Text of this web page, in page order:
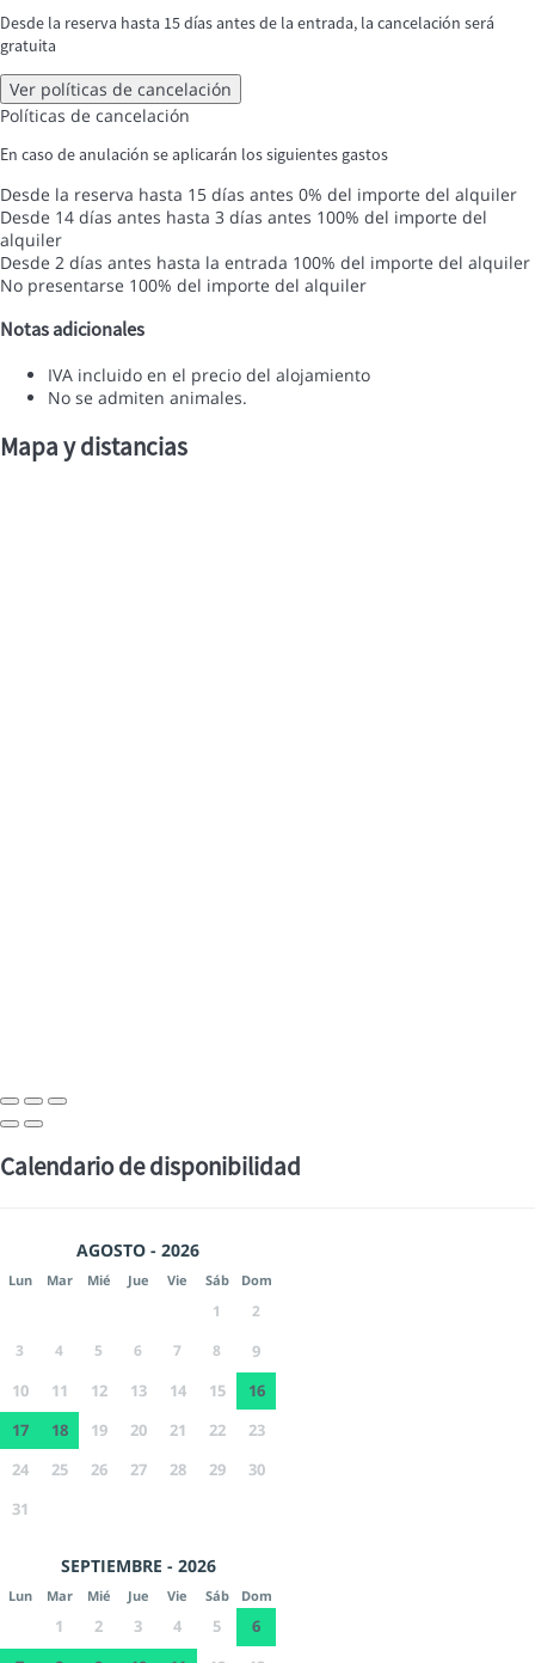
Desde la reserva hasta 15 días antes de la entrada, la cancelación será
gratuita
Ver políticas de cancelación
Políticas de cancelación
En caso de anulación se aplicarán los siguientes gastos
Desde la reserva hasta 15 días antes 0% del importe del alquiler
Desde 14 días antes hasta 3 días antes 100% del importe del
alquiler
Desde 2 días antes hasta la entrada 100% del importe del alquiler
No presentarse 100% del importe del alquiler
Notas adicionales
IVA incluido en el precio del alojamiento
No se admiten animales.
Mapa y distancias
Calendario de disponibilidad
AGOSTO - 2026
Lun Mar Mié Jue Vie Sáb Dom
1
2
3
4 5 6 7 8
9
10
11 12 13 14 15
16
17
18 19 20 21 22
23
24
25 26 27 28 29
30
31
SEPTIEMBRE - 2026
Lun Mar Mié Jue Vie Sáb Dom
1 2 3 4 5
6